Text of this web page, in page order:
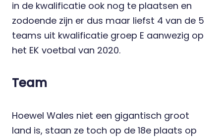
in de kwalificatie ook nog te plaatsen en
zodoende zijn er dus maar liefst 4 van de 5
teams uit kwalificatie groep E aanwezig op
het EK voetbal van 2020.
Team
Hoewel Wales niet een gigantisch groot
land is, staan ze toch op de 18e plaats op